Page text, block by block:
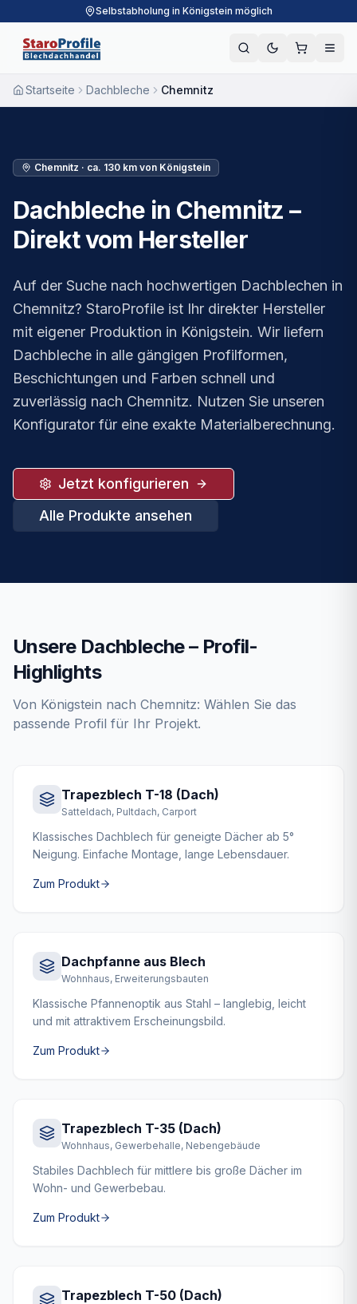
Selbstabholung in Königstein möglich
Startseite Dachbleche Chemnitz
Chemnitz · ca. 130 km von Königstein
Dachbleche in Chemnitz –
Direkt vom Hersteller
Auf der Suche nach hochwertigen Dachblechen in
Chemnitz? StaroProfile ist Ihr direkter Hersteller
mit eigener Produktion in Königstein. Wir liefern
Dachbleche in alle gängigen Profilformen,
Beschichtungen und Farben schnell und
zuverlässig nach Chemnitz. Nutzen Sie unseren
Konfigurator für eine exakte Materialberechnung.
Jetzt konfigurieren
Alle Produkte ansehen
Unsere Dachbleche– Profil-
Highlights
Von Königstein nach Chemnitz: Wählen Sie das
passende Profil für Ihr Projekt.
Trapezblech T-18 (Dach)
Satteldach, Pultdach, Carport
Klassisches Dachblech für geneigte Dächer ab 5°
Neigung. Einfache Montage, lange Lebensdauer.
Zum Produkt
Dachpfanne aus Blech
Wohnhaus, Erweiterungsbauten
Klassische Pfannenoptik aus Stahl – langlebig, leicht
und mit attraktivem Erscheinungsbild.
Zum Produkt
Trapezblech T-35 (Dach)
Wohnhaus, Gewerbehalle, Nebengebäude
Stabiles Dachblech für mittlere bis große Dächer im
Wohn- und Gewerbebau.
Zum Produkt
Trapezblech T-50 (Dach)